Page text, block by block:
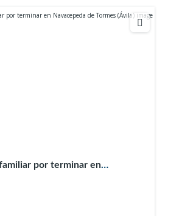
por terminar en